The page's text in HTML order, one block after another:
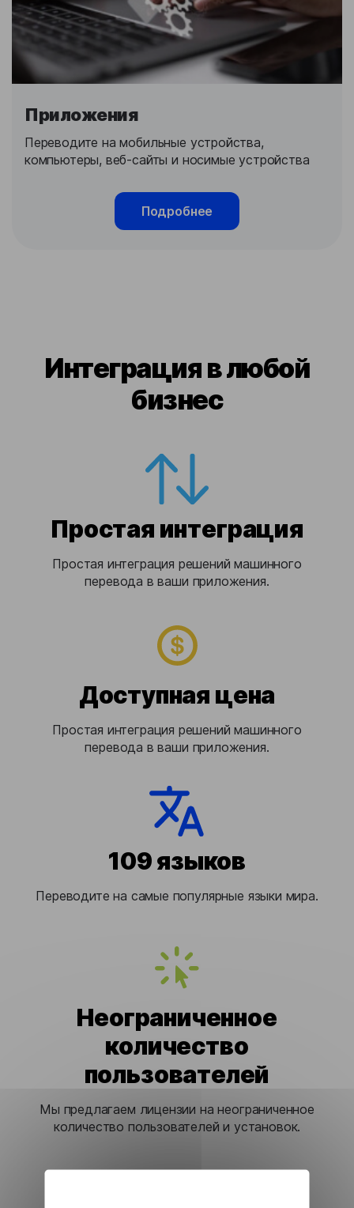
Приложения
Переводите на мобильные устройства,
компьютеры, веб-сайты и носимые устройства
Подробнее
Интеграция в любой
бизнес
Простая интеграция
Простая интеграция решений машинного
перевода в ваши приложения.
Доступная цена
Простая интеграция решений машинного
перевода в ваши приложения.
109 языков
Переводите на самые популярные языки мира.
Неограниченное
количество
пользователей
Мы предлагаем лицензии на неограниченное
количество пользователей и установок.